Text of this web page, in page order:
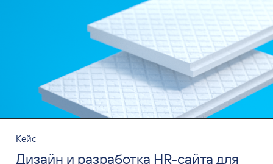
Кейс
Дизайн и разработка HR-сайта для